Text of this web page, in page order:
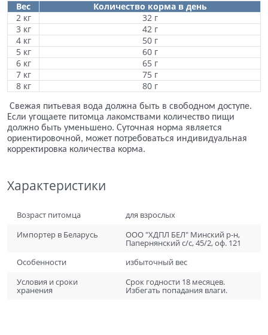
Вес
Количество корма в день
2 кг
32 г
3 кг
42 г
4 кг
50 г
5 кг
60 г
6 кг
65 г
7 кг
75 г
8 кг
80 г
Свежая питьевая вода должна быть в свободном доступе.
Если угощаете питомца лакомствами количество пищи
должно быть уменьшено. Суточная норма является
ориентировочной, может потребоваться индивидуальная
корректировка количества корма.
Характеристики
Возраст питомца
для взрослых
Импортер в Беларусь
ООО "ХДПЛ БЕЛ" Минский р-н,
Папернянский с/с, 45/2, оф. 121
Особенности
избыточный вес
Условия и сроки
хранения
Срок годности 18 месяцев.
Избегать попадания влаги.